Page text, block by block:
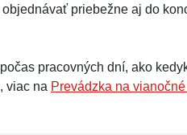
priebežne aj do
pracovných dní, ako
viac na Prevádzka na